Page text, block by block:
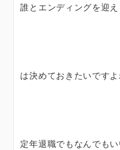
誰とエンディングを迎え
は決めておきたいですよ
定年退職でもなんでも